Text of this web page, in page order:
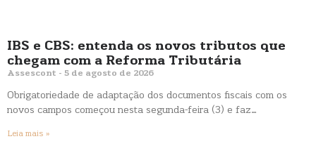
IBS e CBS: entenda os novos tributos que
chegam com a Reforma Tributária
Assescont 5 de agosto de 2026
Obrigatoriedade de adaptação dos documentos fiscais com os
novos campos começou nesta segunda-feira (3) e faz…
Leia mais »